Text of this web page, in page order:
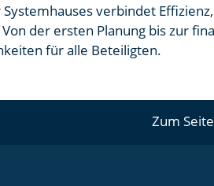
Systemhauses verbindet
der ersten Planung bis zur
für alle Beteiligten.
Zum